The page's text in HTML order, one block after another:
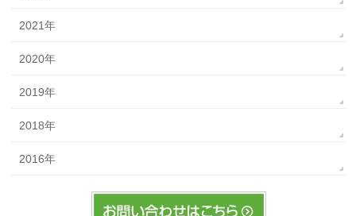
2021年
2020年
2019年
2018年
2016年